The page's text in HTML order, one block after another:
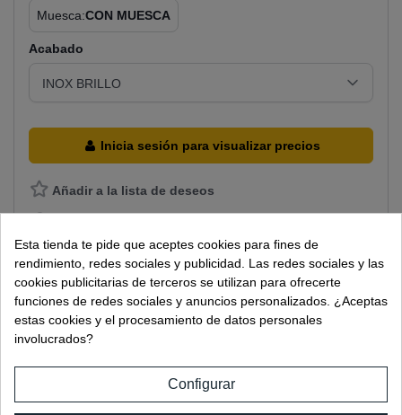
Muesca:CON MUESCA
Acabado
Inicia sesión para visualizar precios
Añadir a la lista de deseos
Descripción
Distanciador fijo sin regulación.
Salida de 60 mm.
Talador de vidrio Ø15
Calidad Aisi 316
Esta tienda te pide que aceptes cookies para fines de
rendimiento, redes sociales y publicidad. Las redes sociales y las
cookies publicitarias de terceros se utilizan para ofrecerte
funciones de redes sociales y anuncios personalizados. ¿Aceptas
estas cookies y el procesamiento de datos personales
involucrados?
Configurar